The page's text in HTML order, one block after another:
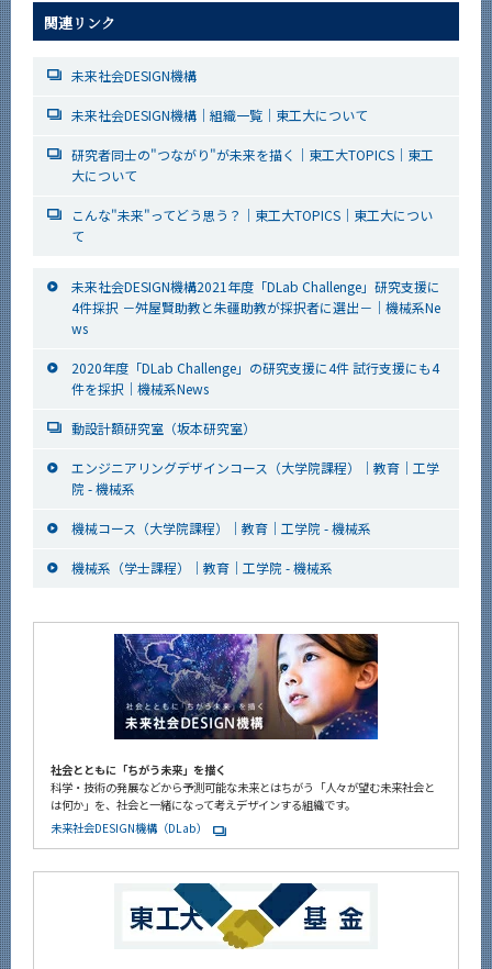
関連リンク
未来社会DESIGN機構
未来社会DESIGN機構｜組織一覧｜東工大について
研究者同士の"つながり"が未来を描く｜東工大TOPICS｜東工
大について
こんな"未来"ってどう思う？｜東工大TOPICS｜東工大につい
て
未来社会DESIGN機構2021年度「DLab Challenge」研究支援に
4件採択 －舛屋賢助教と朱疆助教が採択者に選出－｜機械系Ne
ws
2020年度「DLab Challenge」の研究支援に4件 試行支援にも4
件を採択｜機械系News
動設計額研究室（坂本研究室）
エンジニアリングデザインコース（大学院課程）｜教育｜工学
院 - 機械系
機械コース（大学院課程）｜教育｜工学院 - 機械系
機械系（学士課程）｜教育｜工学院 - 機械系
社会とともに「ちがう未来」を描く
科学・技術の発展などから予測可能な未来とはちがう「人々が望む未来社会と
は何か」を、社会と一緒になって考えデザインする組織です。
未来社会DESIGN機構（DLab）